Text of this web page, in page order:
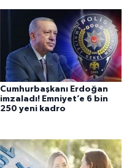
Cumhurbaşkanı Erdoğan
imzaladı! Emniyet’e 6 bin
250 yeni kadro